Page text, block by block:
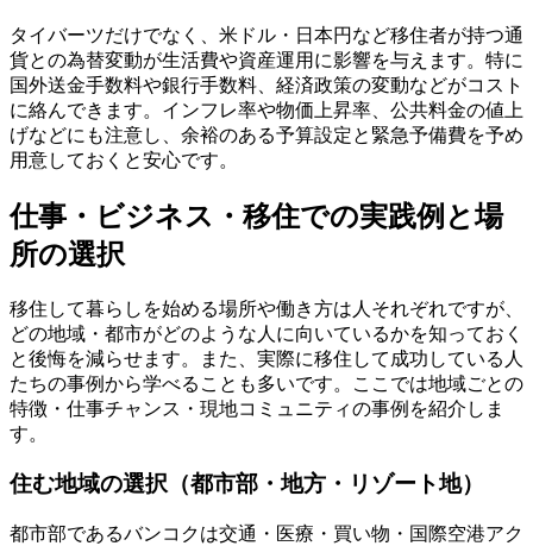
タイバーツだけでなく、米ドル・日本円など移住者が持つ通
貨との為替変動が生活費や資産運用に影響を与えます。特に
国外送金手数料や銀行手数料、経済政策の変動などがコスト
に絡んできます。インフレ率や物価上昇率、公共料金の値上
げなどにも注意し、余裕のある予算設定と緊急予備費を予め
用意しておくと安心です。
仕事・ビジネス・移住での実践例と場
所の選択
移住して暮らしを始める場所や働き方は人それぞれですが、
どの地域・都市がどのような人に向いているかを知っておく
と後悔を減らせます。また、実際に移住して成功している人
たちの事例から学べることも多いです。ここでは地域ごとの
特徴・仕事チャンス・現地コミュニティの事例を紹介しま
す。
住む地域の選択（都市部・地方・リゾート地）
都市部であるバンコクは交通・医療・買い物・国際空港アク